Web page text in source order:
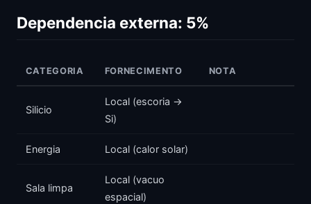
Dependencia externa: 5%
CATEGORIA FORNECIMENTO NOTA
Silicio
Local (escoria →
Si)
Energia Local (calor solar)
Sala limpa
Local (vacuo
espacial)